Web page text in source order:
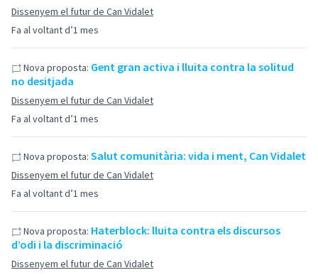
Fa al voltant d’1 mes
Dissenyem el futur de Can Vidalet
Fa al voltant d’1 mes
Nova proposta: Gent gran activa i lluita contra la solitud
no desitjada
Dissenyem el futur de Can Vidalet
Fa al voltant d’1 mes
Nova proposta: Salut comunitària: vida i ment, Can Vidalet
Dissenyem el futur de Can Vidalet
Nova proposta: Haterblock: lluita contra els discursos
d’odi i la discriminació
Dissenyem el futur de Can Vidalet